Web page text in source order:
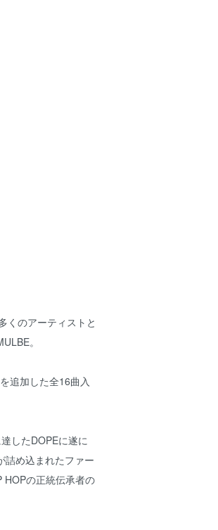
くのアーティストと
。
追加した全16曲入
したDOPEに遂に
詰め込まれたファー
HOPの正統伝承者の